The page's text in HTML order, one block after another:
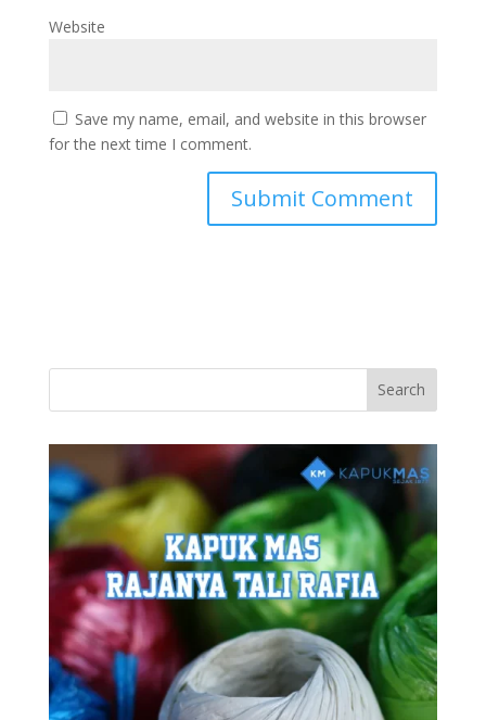
Website
Save my name, email, and website in this browser
for the next time I comment.